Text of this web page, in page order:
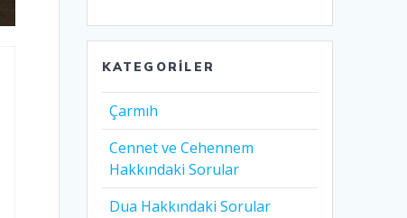
KATEGORILER
Çarmıh​
Cennet ve Cehennem
Hakkındaki Sorular
Dua Hakkındaki Sorular